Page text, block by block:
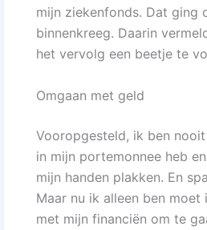
mijn ziekenfonds. Dat ging
binnenkreeg. Daarin
het vervolg een beetje te
Omgaan met geld
Vooropgesteld, ik ben
in mijn portemonnee heb
mijn handen plakken. En
Maar nu ik alleen ben
met mijn financiën om te